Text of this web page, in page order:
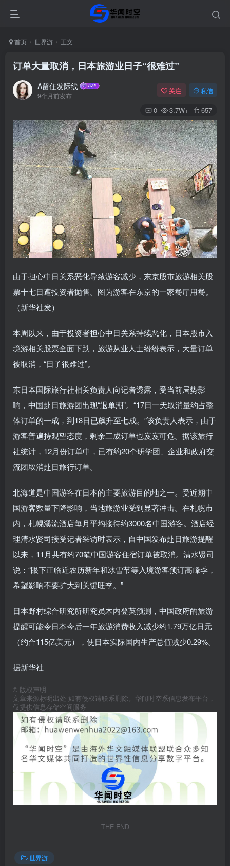
首页 世界游 正文
订单大量取消，日本旅游业日子“很难过”
A留住发际线
9个月前发布
关注 私信
0 3.7W+ 657
由于担心中日关系恶化导致游客减少，东京股市旅游相关股
票十七日遭投资者抛售。图为游客在东京的一家餐厅用餐。
（新华社发）
本周以来，由于投资者担心中日关系持续恶化，日本股市入
境游相关股票全面下跌，旅游从业人士纷纷表示，大量订单
被取消，“日子很难过”。
东日本国际旅行社相关负责人向记者透露，受当前局势影
响，中国赴日旅游团出现“退单潮”。“17日一天取消量约占整
体订单的一成，到18日已飙升至七成。”该负责人表示，由于
游客普遍持观望态度，剩余三成订单也岌岌可危。据该旅行
社统计，12月份订单中，已有约20个研学团、企业和政府交
流团取消赴日旅行订单。
北海道是中国游客在日本的主要旅游目的地之一。受近期中
国游客数量下降影响，当地旅游业受到显著冲击。在札幌市
内，札幌溪流酒店每月平均接待约3000名中国游客。酒店经
理清水贤司接受记者采访时表示，自中国发布赴日旅游提醒
以来，11月共有约70笔中国游客住宿订单被取消。清水贤司
说：“眼下正临近农历新年和冰雪节等入境游客预订高峰季，
希望影响不要扩大到关键旺季。”
日本野村综合研究所研究员木内登英预测，中国政府的旅游
提醒可能令日本今后一年旅游消费收入减少约1.79万亿日元
（约合115亿美元），使日本实际国内生产总值减少0.29%。
据新华社
© 版权声明
文章来源标明出处 如有侵权请联系删除。华闻时空系信息发布平台，
仅提供信息存储空间服务
THE END
世界游